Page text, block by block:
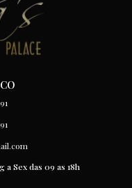
Sex das 09 as 18h